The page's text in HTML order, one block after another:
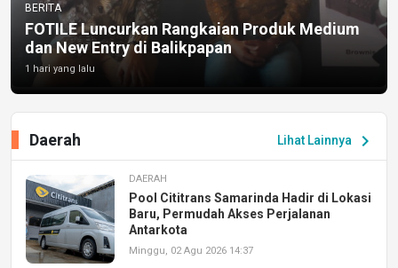
BERITA
FOTILE Luncurkan Rangkaian Produk Medium
dan New Entry di Balikpapan
1 hari yang lalu
Lihat Lainnya chevron_right
Daerah
DAERAH
Pool Cititrans Samarinda Hadir di Lokasi
Baru, Permudah Akses Perjalanan
Antarkota
Minggu, 02 Agu 2026 14:37